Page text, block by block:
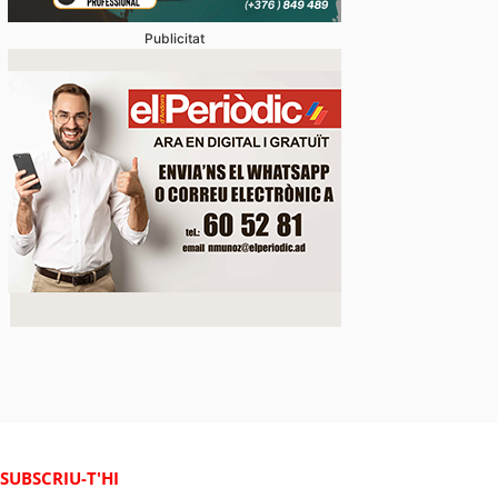
Publicitat
SUBSCRIU-T'HI